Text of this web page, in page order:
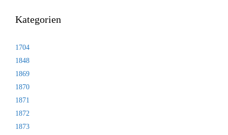
Kategorien
1704
1848
1869
1870
1871
1872
1873